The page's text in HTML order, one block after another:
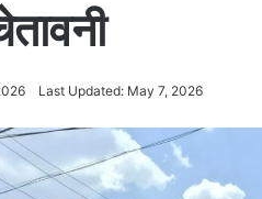
Last Updated: May 7, 2026